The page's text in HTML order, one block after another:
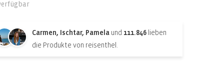
Carmen, Ischtar, Pamela und 111.846 lieben
die Produkte von reisenthel.